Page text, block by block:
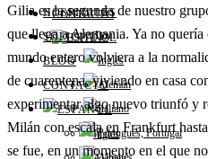
CONTACTO
HOSPITALES
SOLICITUD
BLOG
CONTACTO
Gilia es la segunda de nuestro
que llega a Alemania. Ya no quería
mundo entero volviera a la
de cuarentena, viviendo en casa
experimentar algo nuevo triunfó y
Milán con escala en Frankfurt
se fue, en un momento en el que